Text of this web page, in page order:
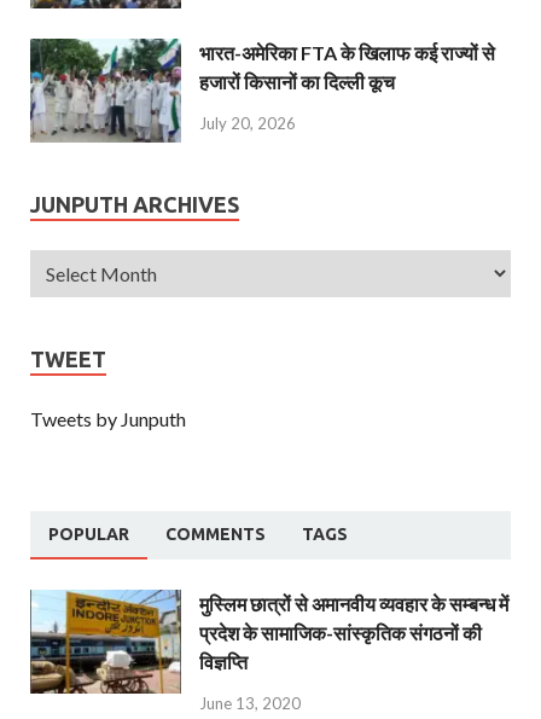
भारत-अमेरिका FTA के खिलाफ कई राज्यों से
हजारों किसानों का दिल्ली कूच
July 20, 2026
JUNPUTH ARCHIVES
TWEET
Tweets by Junputh
POPULAR COMMENTS TAGS
मुस्लिम छात्रों से अमानवीय व्यवहार के सम्बन्ध में
प्रदेश के सामाजिक-सांस्कृतिक संगठनों की
विज्ञप्ति
June 13, 2020